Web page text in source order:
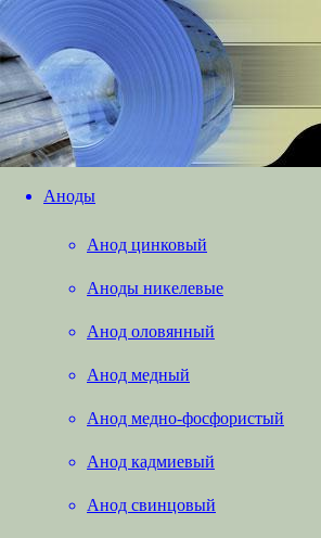
Аноды
Анод цинковый
Аноды никелевые
Анод оловянный
Анод медный
Анод медно-фосфористый
Анод кадмиевый
Анод свинцовый